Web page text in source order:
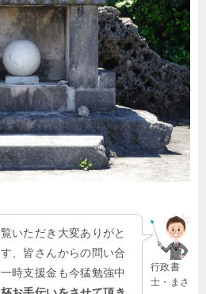
行政書
士・まさ
いただき大変ありがと
、皆さんからの問い合
時支援金も今猛勉強中